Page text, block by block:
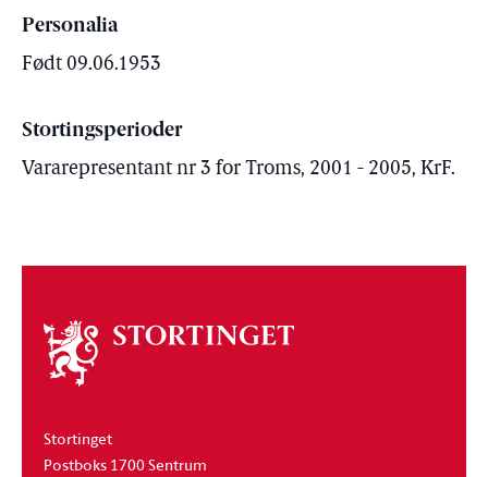
Personalia
Født 09.06.1953
Stortingsperioder
Vararepresentant nr 3 for Troms, 2001 - 2005, KrF.
Om
stortinget
Stortinget
Postboks 1700 Sentrum